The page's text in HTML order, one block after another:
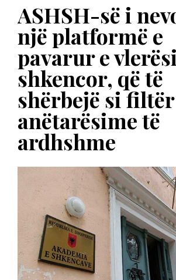
ASHSH-së i
një platformë e
pavarur e
shkencor, që të
shërbejë si
anëtarësime të
ardhshme